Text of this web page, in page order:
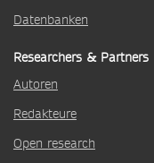
Datenbanken
Researchers & Partners
Autoren
Redakteure
Open research